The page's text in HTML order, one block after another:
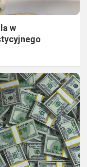
w